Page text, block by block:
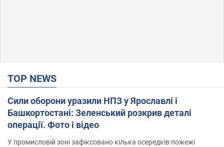
TOP NEWS
Сили оборони уразили НПЗ у Ярославлі і
Башкортостані: Зеленський розкрив деталі
операції. Фото і відео
У промисловій зоні зафіксовано кілька осередків пожежі